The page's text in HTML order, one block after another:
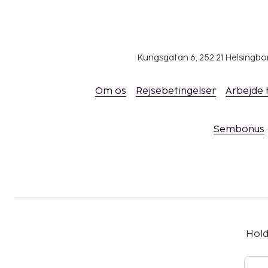
Kungsgatan 6, 252 21
Om os Rejsebetingelser Arbejde
Sembonus